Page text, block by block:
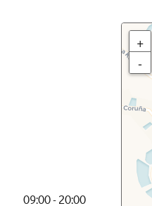
09:00 - 20:00
+
-